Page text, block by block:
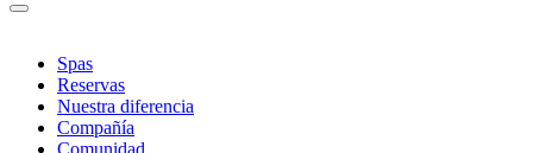
Spas
Reservas
Nuestra diferencia
Compañía